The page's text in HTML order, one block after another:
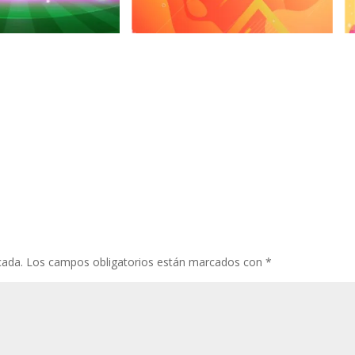
Los campos obligatorios están marcados con*